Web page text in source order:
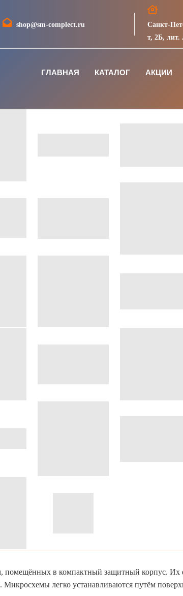
shop@sm-complect.ru
Санкт-
т, 2Б, лит.
ГЛАВНАЯ КАТАЛОГ АКЦИИ
помещённых в компактный защитный корпус. Их
легко устанавливаются путём